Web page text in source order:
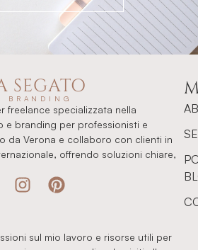
SEGATO
BRANDING
freelance specializzata nella
e branding per professionisti e
da Verona e collaboro con clienti in
offrendo soluzioni chiare,
sul mio lavoro e risorse utili per